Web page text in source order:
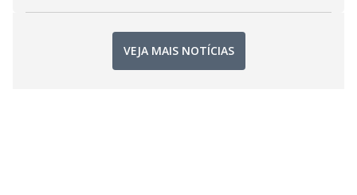
VEJA MAIS NOTÍCIAS